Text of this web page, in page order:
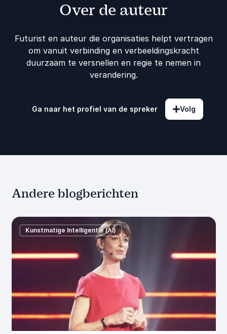
Over de auteur
Futurist en auteur die organisaties helpt vertragen
om vanuit verbinding en verbeeldingskracht
duurzaam te versnellen en regie te nemen in
verandering.
Ga naar het profiel van de spreker Volg
Andere blogberichten
Kunstmatige Intelligentie (AI)